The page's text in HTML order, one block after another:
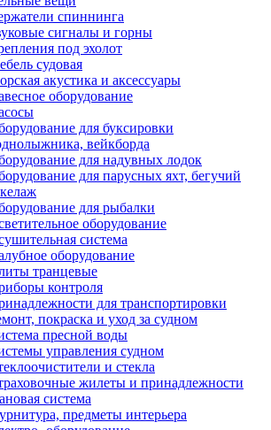
спиннинга
сигналы и горны
под эхолот
судовая
акустика и аксессуары
оборудование
для буксировки
вейкборда
для надувных лодок
для парусных яхт, бегучий
для рыбалки
оборудование
система
оборудование
транцевые
контроля
для транспортировки
покраска и уход за судном
пресной воды
управления судном
и стекла
жилеты и принадлежности
система
предметы интерьера